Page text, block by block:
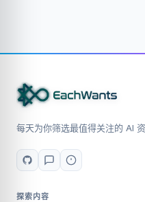
每天为你筛选最值得关注的 AI
探索内容